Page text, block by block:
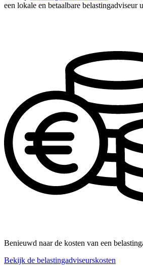
een lokale en betaalbare belastingadviseur
Benieuwd naar de kosten van een
Bekijk de belastingadviseurskosten